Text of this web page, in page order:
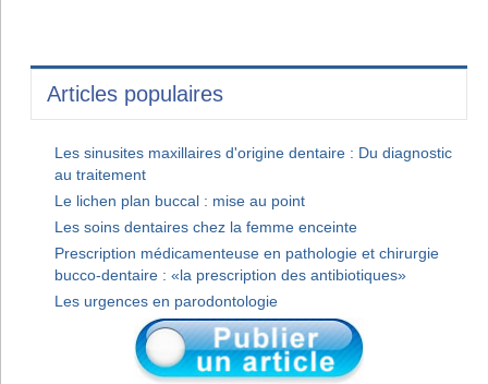
Articles populaires
Les sinusites maxillaires d'origine dentaire : Du diagnostic
au traitement
Le lichen plan buccal : mise au point
Les soins dentaires chez la femme enceinte
Prescription médicamenteuse en pathologie et chirurgie
bucco-dentaire : «la prescription des antibiotiques»
Les urgences en parodontologie